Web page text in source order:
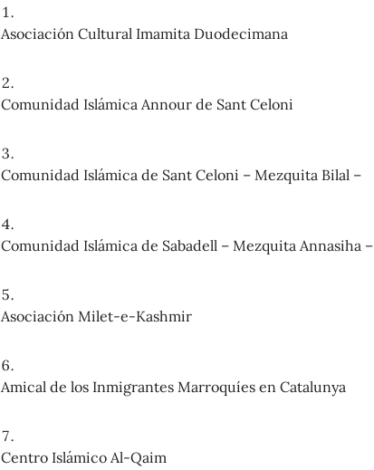
Asociación Cultural Imamita Duodecimana
Comunidad Islámica Annour de Sant Celoni
Comunidad Islámica de Sant Celoni – Mezquita Bilal –
Comunidad Islámica de Sabadell – Mezquita Annasiha –
Asociación Milet-e-Kashmir
Amical de los Inmigrantes Marroquíes en Catalunya
Centro Islámico Al-Qaim